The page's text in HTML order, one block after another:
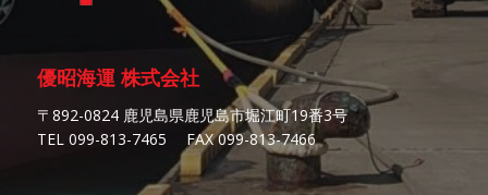
優昭海運 株式会社
〒892-0824 鹿児島県鹿児島市堀江町19番3号
TEL 099-813-7465 FAX 099-813-7466